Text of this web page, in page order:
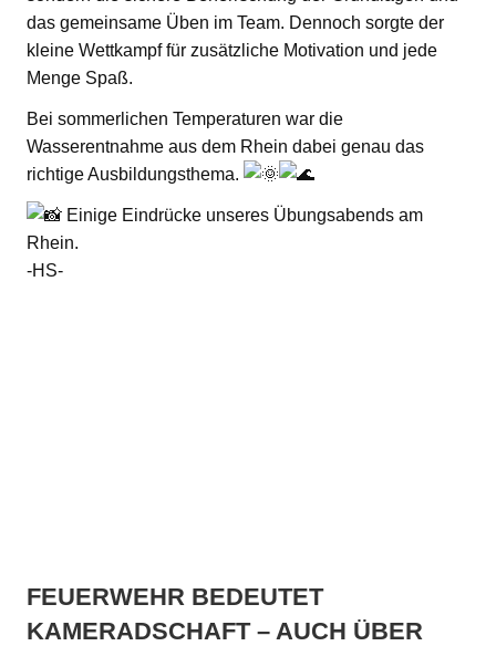
das gemeinsame Üben im Team. Dennoch sorgte der
kleine Wettkampf für zusätzliche Motivation und jede
Menge Spaß.
Bei sommerlichen Temperaturen war die
Wasserentnahme aus dem Rhein dabei genau das
richtige Ausbildungsthema.
Einige Eindrücke unseres Übungsabends am
Rhein.
-HS-
FEUERWEHR BEDEUTET
KAMERADSCHAFT – AUCH ÜBER